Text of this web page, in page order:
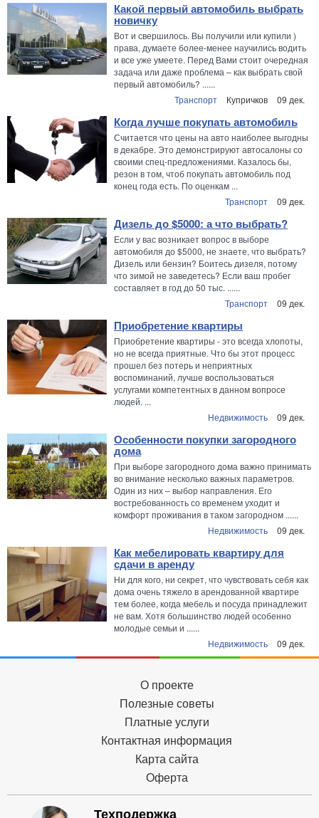
Какой первый автомобиль выбрать
новичку
Вот и свершилось. Вы получили или купили )
права, думаете более-менее научились водить
и все уже умеете. Перед Вами стоит очередная
задача или даже проблема – как выбрать свой
первый автомобиль? ......
Транспорт
Купричков 09 дек.
Когда лучше покупать автомобиль
Считается что цены на авто наиболее выгодны
в декабре. Это демонстрируют автосалоны со
своими спец-предложениями. Казалось бы,
резон в том, чтоб покупать автомобиль под
конец года есть. По оценкам ...
Транспорт
09 дек.
Дизель до $5000: а что выбрать?
Если у вас возникает вопрос в выборе
автомобиля до $5000, не знаете, что выбрать?
Дизель или бензин? Боитесь дизеля, потому
что зимой не заведетесь? Если ваш пробег
составляет в год до 50 тыс. ......
Транспорт
09 дек.
Приобретение квартиры
Приобретение квартиры - это всегда хлопоты,
но не всегда приятные. Что бы этот процесс
прошел без потерь и неприятных
воспоминаний, лучше воспользоваться
услугами компетентных в данном вопросе
людей. ...
Недвижимость
09 дек.
Особенности покупки загородного
дома
При выборе загородного дома важно принимать
во внимание несколько важных параметров.
Один из них – выбор направления. Его
востребованность со временем уходит и
комфорт проживания в таком загородном ......
Недвижимость
09 дек.
Как мебелировать квартиру для
сдачи в аренду
Ни для кого, ни секрет, что чувствовать себя как
дома очень тяжело в арендованной квартире
тем более, когда мебель и посуда принадлежит
не вам. Хотя большинство людей особенно
молодые семьи и ......
Недвижимость
09 дек.
О проекте
Полезные советы
Платные услуги
Контактная информация
Карта сайта
Оферта
Техподержка